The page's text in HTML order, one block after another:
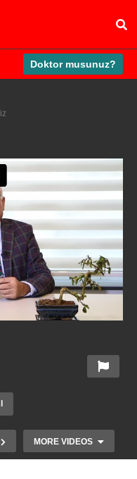
Doktor musunuz?
MORE VIDEOS